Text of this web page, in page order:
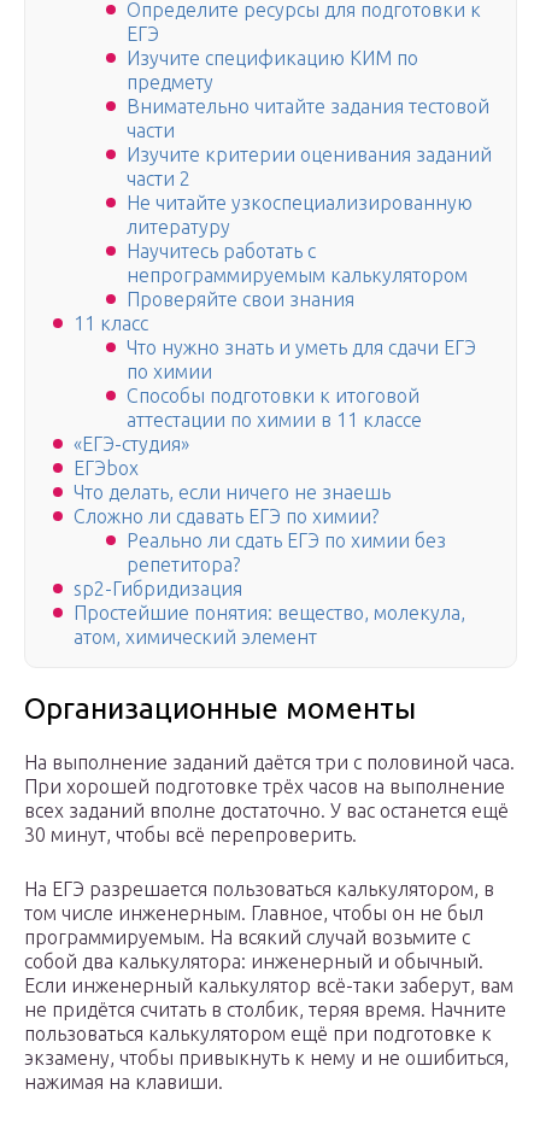
Определите ресурсы для подготовки к
ЕГЭ
Изучите спецификацию КИМ по
предмету
Внимательно читайте задания тестовой
части
Изучите критерии оценивания заданий
части 2
Не читайте узкоспециализированную
литературу
Научитесь работать с
непрограммируемым калькулятором
Проверяйте свои знания
11 класс
Что нужно знать и уметь для сдачи ЕГЭ
по химии
Способы подготовки к итоговой
аттестации по химии в 11 классе
«ЕГЭ-студия»
ЕГЭbox
Что делать, если ничего не знаешь
Сложно ли сдавать ЕГЭ по химии?
Реально ли сдать ЕГЭ по химии без
репетитора?
sp2-Гибридизация
Простейшие понятия: вещество, молекула,
атом, химический элемент
Организационные моменты
На выполнение заданий даётся три с половиной часа.
При хорошей подготовке трёх часов на выполнение
всех заданий вполне достаточно. У вас останется ещё
30 минут, чтобы всё перепроверить.
На ЕГЭ разрешается пользоваться калькулятором, в
том числе инженерным. Главное, чтобы он не был
программируемым. На всякий случай возьмите с
собой два калькулятора: инженерный и обычный.
Если инженерный калькулятор всё-таки заберут, вам
не придётся считать в столбик, теряя время. Начните
пользоваться калькулятором ещё при подготовке к
экзамену, чтобы привыкнуть к нему и не ошибиться,
нажимая на клавиши.